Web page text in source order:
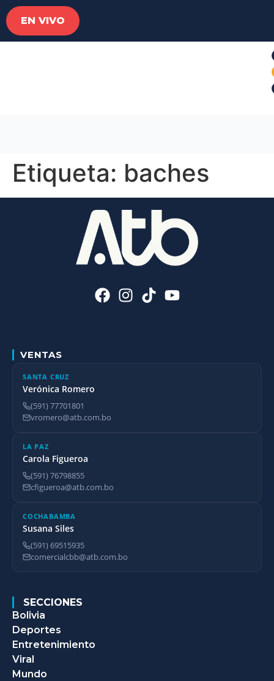
EN VIVO
Etiqueta: baches
VENTAS
SANTA CRUZ
Verónica Romero
(591) 77701801
vromero@atb.com.bo
LA PAZ
Carola Figueroa
(591) 76798855
cfigueroa@atb.com.bo
COCHABAMBA
Susana Siles
(591) 69515935
comercialcbb@atb.com.bo
SECCIONES
Bolivia
Deportes
Entretenimiento
Viral
Mundo